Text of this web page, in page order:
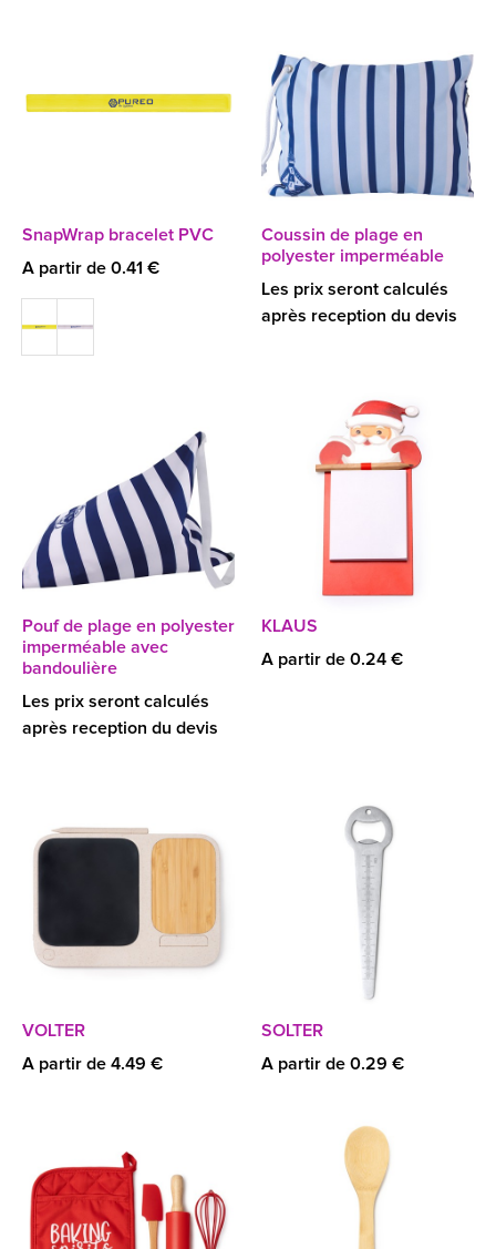
SnapWrap bracelet PVC
A partir de 0.41 €
Coussin de plage en
polyester imperméable
Les prix seront calculés
après reception du devis
Pouf de plage en polyester
imperméable avec
bandoulière
Les prix seront calculés
après reception du devis
KLAUS
A partir de 0.24 €
VOLTER
A partir de 4.49 €
SOLTER
A partir de 0.29 €